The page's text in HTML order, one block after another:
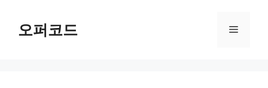
오퍼코드 메